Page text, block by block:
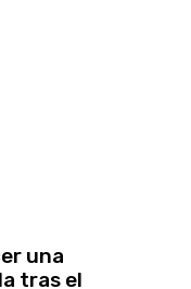
una
tras el